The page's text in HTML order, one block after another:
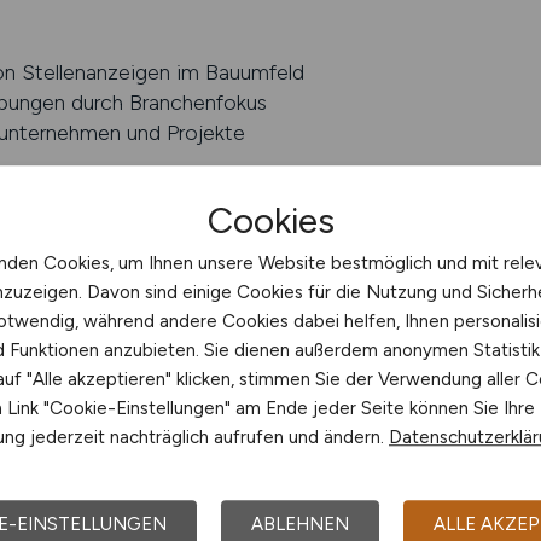
Stellenanzeigen im Bauumfeld
durch Branchenfokus
und Projekte
schalten
für Arbeitgeber
verfügen über umfangreiche fachliche Expertise,
und kommunikativen Herausforderungen. Der
Aufgaben, sodass die Ausarbeitung und
Beratung kann hier unterstützen, indem sie hilft,
zu formulieren.
dort an, wo Unsicherheiten entstehen: Welche
darstellen? Wie kann eine Stellenanzeige so
Cookies
Cookies, um Ihnen unsere Website bestmöglich und mit
Davon sind einige Cookies für die Nutzung und
während andere Cookies dabei helfen, Ihnen
Funktionen anzubieten. Sie dienen außerdem anonymen
"Alle akzeptieren" klicken, stimmen Sie der Verwendung aller
"Cookie-Einstellungen" am Ende jeder Seite können Sie Ihre
jederzeit nachträglich aufrufen und ändern.
EINSTELLUNGEN ABLEHNEN ALLE